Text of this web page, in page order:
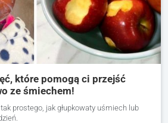
które pomogą ci przejść
ze śmiechem!
prostego, jak głupkowaty uśmiech lub